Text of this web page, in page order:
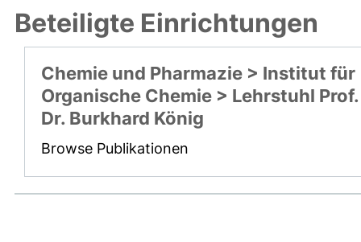
Beteiligte Einrichtungen
Chemie und Pharmazie > Institut für
Organische Chemie > Lehrstuhl Prof.
Dr. Burkhard König
Browse Publikationen